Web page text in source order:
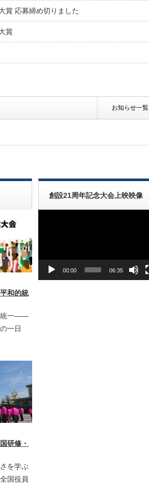
賞 応募締め切りました
賞
お知らせ一覧
和的統
統一――
の一日
研修・
を学ぶ
国役員
創設21周年記念大会上映映像
ヤ
00:00 06:35